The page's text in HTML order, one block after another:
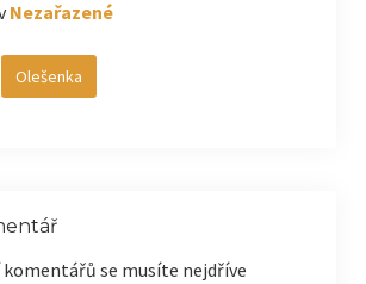
Nezařazené
Olešenka
se musíte nejdříve